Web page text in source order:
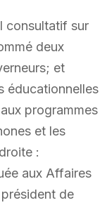
consultatif sur
deux
et
éducationnelles
programmes
et les
:
aux Affaires
de